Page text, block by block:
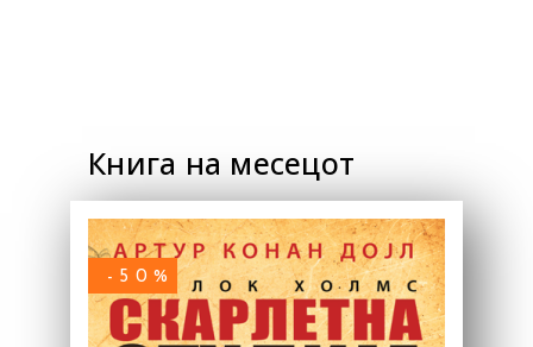
Книга на месецот
-50%